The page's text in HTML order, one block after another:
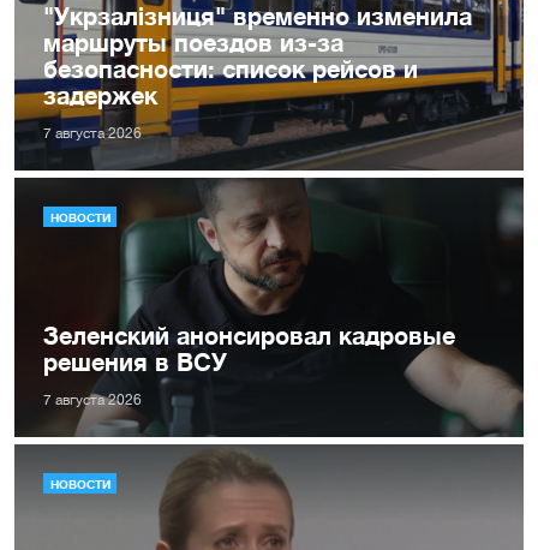
"Укрзалізниця" временно изменила
маршруты поездов из-за
безопасности: список рейсов и
задержек
7 августа 2026
НОВОСТИ
Зеленский анонсировал кадровые
решения в ВСУ
7 августа 2026
НОВОСТИ